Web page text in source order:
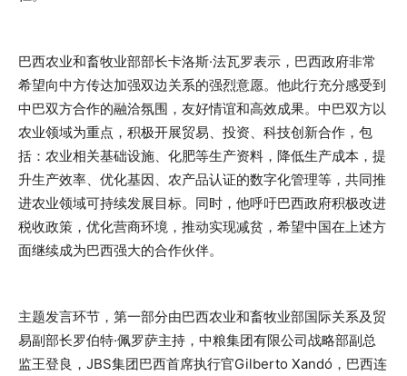
巴西农业和畜牧业部部长卡洛斯·法瓦罗表示，巴西政府非常
希望向中方传达加强双边关系的强烈意愿。他此行充分感受到
中巴双方合作的融洽氛围，友好情谊和高效成果。中巴双方以
农业领域为重点，积极开展贸易、投资、科技创新合作，包
括：农业相关基础设施、化肥等生产资料，降低生产成本，提
升生产效率、优化基因、农产品认证的数字化管理等，共同推
进农业领域可持续发展目标。同时，他呼吁巴西政府积极改进
税收政策，优化营商环境，推动实现减贫，希望中国在上述方
面继续成为巴西强大的合作伙伴。
主题发言环节，第一部分由巴西农业和畜牧业部国际关系及贸
易副部长罗伯特·佩罗萨主持，中粮集团有限公司战略部副总
监王登良，JBS集团巴西首席执行官Gilberto Xandó，巴西连